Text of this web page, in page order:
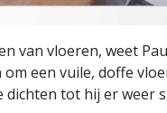
van vloeren, weet
een vuile, doffe
tot hij er weer